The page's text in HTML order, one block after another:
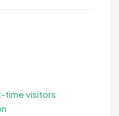
time visitors